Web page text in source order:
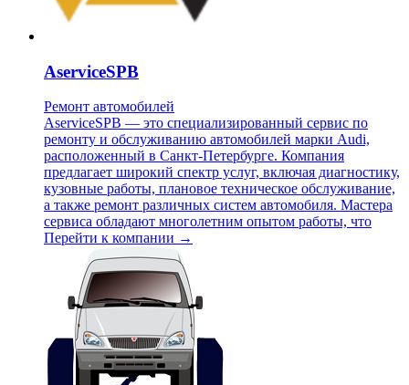
AserviceSPB
Ремонт автомобилей
AserviceSPB — это специализированный сервис по
ремонту и обслуживанию автомобилей марки Audi,
расположенный в Санкт-Петербурге. Компания
предлагает широкий спектр услуг, включая диагностику,
кузовные работы, плановое техническое обслуживание,
а также ремонт различных систем автомобиля. Мастера
сервиса обладают многолетним опытом работы, что
Перейти к компании →